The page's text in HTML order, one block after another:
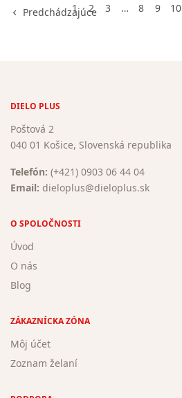
Predchádzajúce
1 2 3 … 8 9 10
DIELO PLUS
Poštová 2
040 01 Košice, Slovenská republika
Telefón: (+421) 0903 06 44 04
Email: dieloplus@dieloplus.sk
O SPOLOČNOSTI
Úvod
O nás
Blog
ZÁKAZNÍCKA ZÓNA
Môj účet
Zoznam želaní